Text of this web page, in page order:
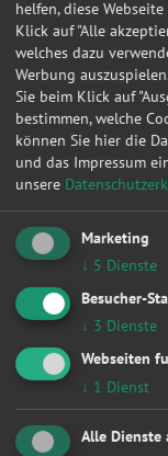
28.01.2019 16:15:15
03.01.2019 15:13:18
27.12.2018 12:48:55
09.12.2018 18:36:59
19.10.2018 16:04:10
17.10.2018 10:16:19
17.09.2018 05:55:13
09.09.2018 14:26:03
09.09.2018 13:45:10
09.08.2018 17:49:52
23.05.2018 16:03:01
20.05.2018 07:42:43
helfen, diese
Klick auf "Alle
welches dazu
Werbung
Sie beim Klick auf
bestimmen, welche
können Sie hier die
und das Impressum
unsere
Marketing
↓ 5 Dienste
Besucher-
↓ 3 Dienste
Webseiten
↓ 1 Dienst
Alle Dienste